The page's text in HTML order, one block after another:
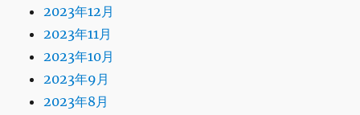
2023年12月
2023年11月
2023年10月
2023年9月
2023年8月